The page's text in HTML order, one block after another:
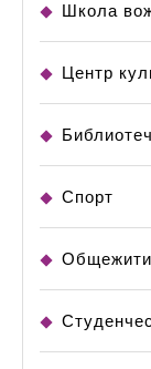
Школа
Центр
Спорт